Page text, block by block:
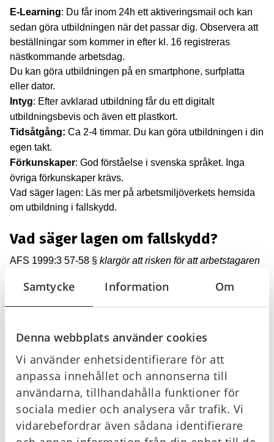
Samtycke Information Om
Denna webbplats använder cookies
Vi använder enhetsidentifierare för att
anpassa innehållet och annonserna till
användarna, tillhandahålla funktioner för
sociala medier och analysera vår trafik. Vi
vidarebefordrar även sådana identifierare
E-Learning: Du får inom 24h ett aktiveringsmail och kan
sedan göra utbildningen när det passar dig. Observera att
beställningar som kommer in efter kl. 16 registreras
nästkommande arbetsdag.
Du kan göra utbildningen på en smartphone, surfplatta
eller dator.
Intyg: Efter avklarad utbildning får du ett digitalt
utbildningsbevis och även ett plastkort.
Tidsåtgång: Ca 2-4 timmar. Du kan göra utbildningen i din
egen takt.
Förkunskaper: God förståelse i svenska språket. Inga
övriga förkunskaper krävs.
Vad säger lagen: Läs mer på arbetsmiljöverkets hemsida
om utbildning i fallskydd.
Vad säger lagen om fallskydd?
AFS 1999:3 57-58 § klargör att risken för att arbetstagaren
skall skyddsräcken, arbetsplattformar, arbetskorgar eller
ställningar användas. Om skyddsräcken eller utrustning
fallskyddsutrustning användas.
AFS 2006:6 3 §beskriver att arbetsförhållandena skall
undersökas och riskerna bedömas när lyftanordningar och
lyftredskap skall användas.
AFS 2006:6 15 §
förtydligar att en personlig
fallskyddsutrustning skall användas om det behövs för
säkert tillträde till lyftanordningens olika delar eller om det